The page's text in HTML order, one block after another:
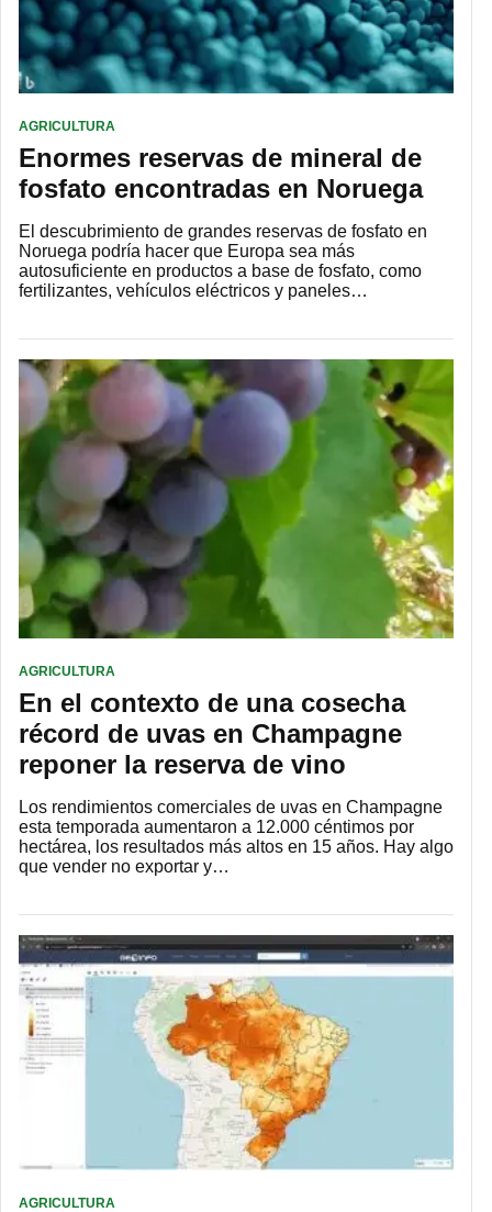
AGRICULTURA
Enormes reservas de mineral de
fosfato encontradas en Noruega
El descubrimiento de grandes reservas de fosfato en
Noruega podría hacer que Europa sea más
autosuficiente en productos a base de fosfato, como
fertilizantes, vehículos eléctricos y paneles…
AGRICULTURA
En el contexto de una cosecha
récord de uvas en Champagne
reponer la reserva de vino
Los rendimientos comerciales de uvas en Champagne
esta temporada aumentaron a 12.000 céntimos por
hectárea, los resultados más altos en 15 años. Hay algo
que vender no exportar y…
AGRICULTURA